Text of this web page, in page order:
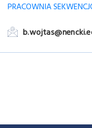
PRACOWNIA